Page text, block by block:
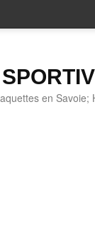
en Savoie;